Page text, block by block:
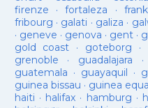
firenze ·fortaleza ·
fribourg · galati · galiza ·
· geneve · genova · gent·
gold coast · goteborg ·
grenoble · guadalajara ·
guatemala · guayaquil ·
guinea bissau · guinea
haiti · halifax · hamburg ·